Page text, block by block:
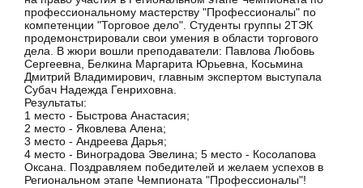
профессиональному мастерству "Профессионалы" по
компетенции "Торговое дело". Студенты группы 2ТЭК
продемонстрировали свои умения в области торгового
дела. В жюри вошли преподаватели: Павлова Любовь
Сергеевна, Белкина Маргарита Юрьевна, Косьмина
Дмитрий Владимирович, главным экспертом выступала
Субач Надежда Генриховна.
Результаты:
1 место - Быстрова Анастасия;
2 место - Яковлева Алена;
3 место - Андреева Дарья;
4 место - Виноградова Эвелина; 5 место - Косолапова
Оксана. Поздравляем победителей и желаем успехов в
Региональном этапе Чемпионата "Профессионалы"!